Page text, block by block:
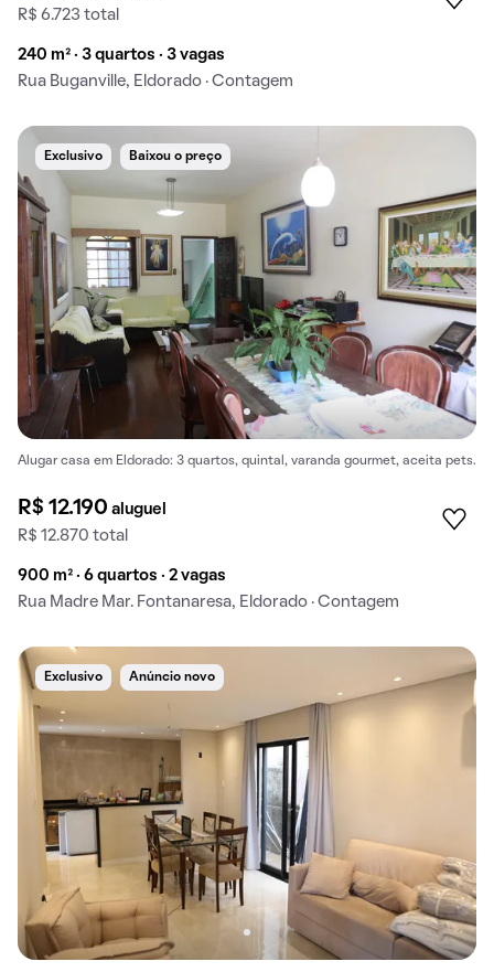
R$ 6.723 total
240 m² · 3 quartos · 3 vagas
Rua Buganville, Eldorado · Contagem
Exclusivo Baixou o preço
Alugar casa em Eldorado: 3 quartos, quintal, varanda gourmet, aceita pets.
R$ 12.190aluguel
R$ 12.870 total
900 m² · 6 quartos · 2 vagas
Rua Madre Mar. Fontanaresa, Eldorado · Contagem
Exclusivo Anúncio novo